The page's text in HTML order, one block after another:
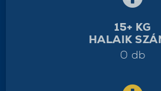
15+ KG
HALAIK
0 db